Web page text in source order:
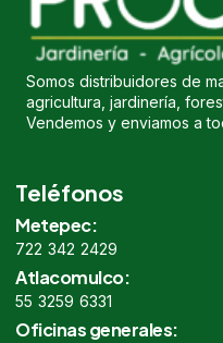
Somos distribuidores de
agricultura, jardinería,
Vendemos y enviamos a
Teléfonos
Metepec:
722 342 2429
Atlacomulco:
55 3259 6331
Oficinas generales: